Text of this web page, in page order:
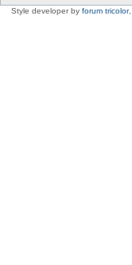
Style developer by forum tricolor,